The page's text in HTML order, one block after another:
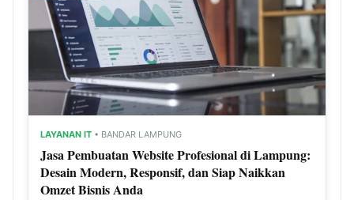
LAYANAN IT • BANDAR LAMPUNG
Jasa Pembuatan Website Profesional di Lampung:
Desain Modern, Responsif, dan Siap Naikkan
Omzet Bisnis Anda